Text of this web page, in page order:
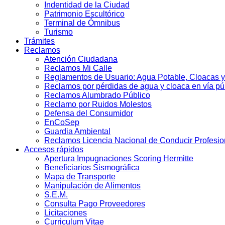
Indentidad de la Ciudad
Patrimonio Escultórico
Terminal de Ómnibus
Turismo
Trámites
Reclamos
Atención Ciudadana
Reclamos Mi Calle
Reglamentos de Usuario: Agua Potable, Cloacas
Reclamos por pérdidas de agua y cloaca en vía
Reclamos Alumbrado Público
Reclamo por Ruidos Molestos
Defensa del Consumidor
EnCoSep
Guardia Ambiental
Reclamos Licencia Nacional de Conducir
Accesos rápidos
Apertura Impugnaciones Scoring Hermitte
Beneficiarios Sismográfica
Mapa de Transporte
Manipulación de Alimentos
S.E.M.
Consulta Pago Proveedores
Licitaciones
Curriculum Vitae